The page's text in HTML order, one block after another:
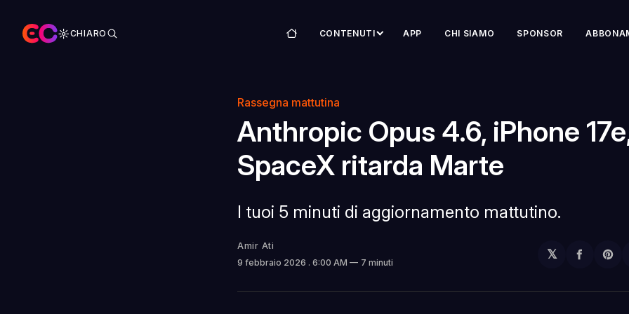
CHIARO CONTENUTI APP CHI SIAMO SPONSOR
Rassegna mattutina
Anthropic Opus 4.6, iPhone
SpaceX ritarda Marte
I tuoi 5 minuti di aggiornamento mattutino.
Amir Ati
9 febbraio 2026 . 6:00 AM 7 minuti
𝕏